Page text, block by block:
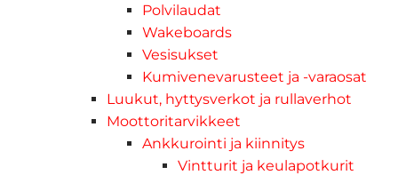
Polvilaudat
Wakeboards
Vesisukset
Kumivenevarusteet ja -varaosat
Luukut, hyttysverkot ja rullaverhot
Moottoritarvikkeet
Ankkurointi ja kiinnitys
Vintturit ja keulapotkurit